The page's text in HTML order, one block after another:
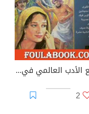
روائع الأدب العالمي في كبسولة جـ 1
2